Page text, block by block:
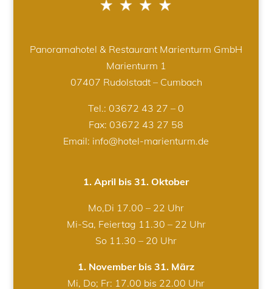
Panoramahotel & Restaurant Marienturm GmbH
Marienturm 1
07407 Rudolstadt – Cumbach
Tel.: 03672 43 27 – 0
Fax: 03672 43 27 58
Email: info@hotel-marienturm.de
1. April bis 31. Oktober
Mo,Di 17.00 – 22 Uhr
Mi-Sa, Feiertag 11.30 – 22 Uhr
So 11.30 – 20 Uhr
1. November bis 31. März
Mi, Do; Fr: 17.00 bis 22.00 Uhr